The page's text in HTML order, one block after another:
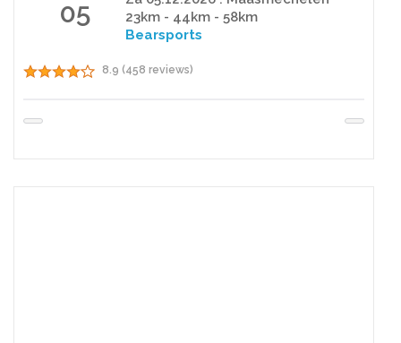
05
23km - 44km - 58km
Bearsports
8.9 (458 reviews)